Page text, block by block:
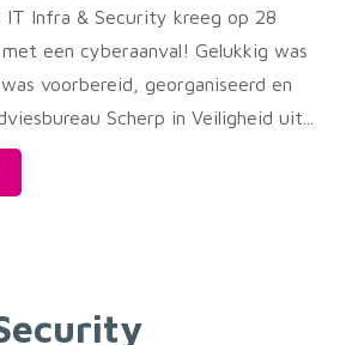
IT Infra & Security kreeg op 28
een cyberaanval! Gelukkig was
voorbereid, georganiseerd en
Scherp in Veiligheid uit...